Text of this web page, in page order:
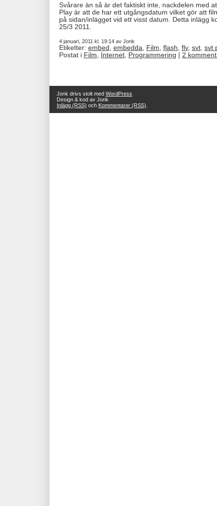
Svårare än så är det faktiskt inte, nackdelen med
Play är att de har ett utgångsdatum vilket gör att
på sidan/inlägget vid ett visst datum. Detta inlägg
25/3 2011.
4 januari, 2011 kl. 19:14 av Jonk
Etiketter: embed , embedda, Film, flash, flv, svt, svt
Postat i Film, Internet, Programmering 2
Jonk drivs stolt med WordPress
Design & kod av Jonk
Inlägg (RSS) och Kommentarer (RSS)